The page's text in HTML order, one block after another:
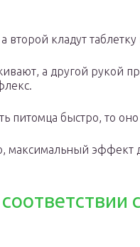
кладут
а другой рукой
питомца быстро, то
эффект